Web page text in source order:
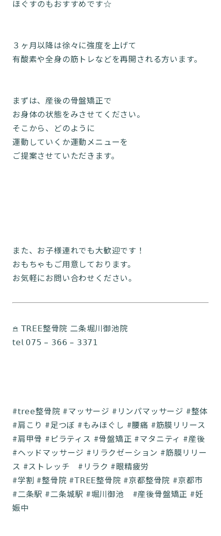
ほぐすのもおすすめです☆
３ヶ月以降は徐々に強度を上げて
有酸素や全身の筋トレなどを再開される方います。
まずは、産後の骨盤矯正で
お身体の状態をみさせてください。
そこから、どのように
運動していくか運動メニューを
ご提案させていただきます。
また、お子様連れでも大歓迎です！
おもちゃもご用意しております。
お気軽にお問い合わせください。
𖠿 𝖳𝖱𝖤𝖤整骨院 二条堀川御池院
𝗍𝖾𝗅 𝟢𝟩𝟧 – 𝟥𝟨𝟨 – 𝟥𝟥𝟩𝟣
#𝗍𝗋𝖾𝖾整骨院 #マッサージ #リンパマッサージ #整体
#肩こり #足つぼ #もみほぐし #腰痛 #筋膜リリース
#肩甲骨 #ピラティス #骨盤矯正 #マタニティ #産後
#ヘッドマッサージ #リラクゼーション #筋膜リリー
ス #ストレッチ #リラク #眼精疲労
#学割 #整骨院 #𝖳𝖱𝖤𝖤整骨院 #京都整骨院 #京都市
#二条駅 #二条城駅 #堀川御池 #産後骨盤矯正 #妊
娠中